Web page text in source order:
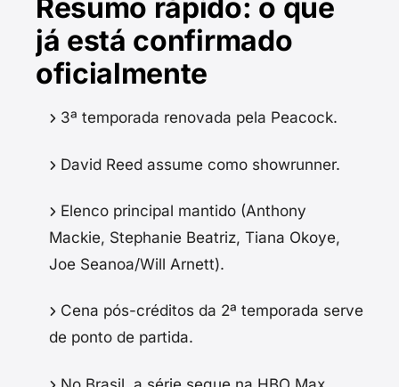
Resumo rápido: o que
já está confirmado
oficialmente
3ª temporada renovada pela Peacock.
David Reed assume como showrunner.
Elenco principal mantido (Anthony
Mackie, Stephanie Beatriz, Tiana Okoye,
Joe Seanoa/Will Arnett).
Cena pós-créditos da 2ª temporada serve
de ponto de partida.